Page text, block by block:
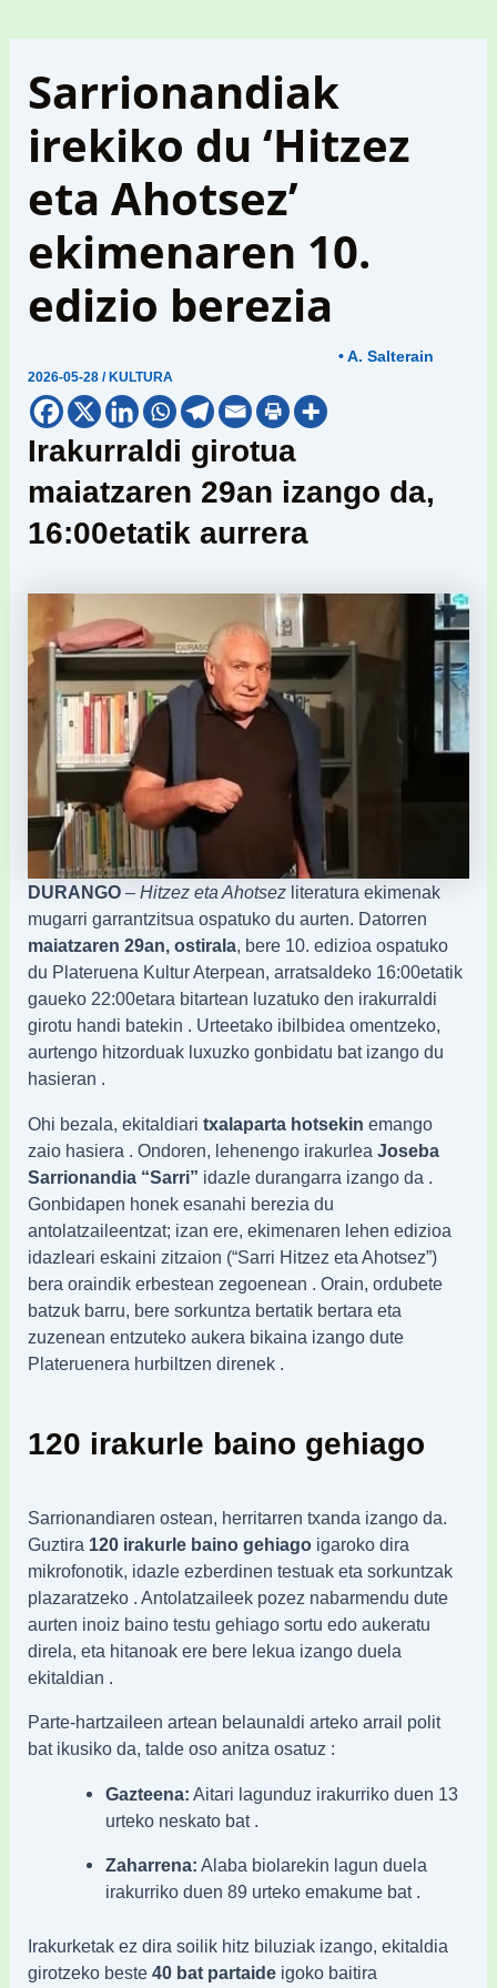
Sarrionandiak
irekiko du ‘Hitzez
eta Ahotsez’
ekimenaren 10.
edizio berezia
2026-05-28/ KULTURA
• A. Salterain
Irakurraldi girotua
maiatzaren 29an izango da,
16:00etatik aurrera
DURANGO –Hitzez eta Ahotsez literatura ekimenak
mugarri garrantzitsua ospatuko du aurten. Datorren
maiatzaren 29an, ostirala, bere 10. edizioa ospatuko
du Plateruena Kultur Aterpean, arratsaldeko 16:00etatik
gaueko 22:00etara bitartean luzatuko den irakurraldi
girotu handi batekin . Urteetako ibilbidea omentzeko,
aurtengo hitzorduak luxuzko gonbidatu bat izango du
hasieran .
Ohi bezala, ekitaldiaritxalaparta hotsekin emango
zaio hasiera . Ondoren, lehenengo irakurleaJoseba
Sarrionandia “Sarri” idazle durangarra izango da .
Gonbidapen honek esanahi berezia du
antolatzaileentzat; izan ere, ekimenaren lehen edizioa
idazleari eskaini zitzaion (“Sarri Hitzez eta Ahotsez”)
bera oraindik erbestean zegoenean . Orain, ordubete
batzuk barru, bere sorkuntza bertatik bertara eta
zuzenean entzuteko aukera bikaina izango dute
Plateruenera hurbiltzen direnek .
120 irakurle baino gehiago
Sarrionandiaren ostean, herritarren txanda izango da.
Guztira 120 irakurle baino gehiago igaroko dira
mikrofonotik, idazle ezberdinen testuak eta sorkuntzak
plazaratzeko . Antolatzaileek pozez nabarmendu dute
aurten inoiz baino testu gehiago sortu edo aukeratu
direla, eta hitanoak ere bere lekua izango duela
ekitaldian .
Parte-hartzaileen artean belaunaldi arteko arrail polit
bat ikusiko da, talde oso anitza osatuz :
Gazteena: Aitari lagunduz irakurriko duen 13
urteko neskato bat .
Zaharrena: Alaba biolarekin lagun duela
irakurriko duen 89 urteko emakume bat .
Irakurketak ez dira soilik hitz biluziak izango, ekitaldia
girotzeko beste40 bat partaide igoko baitira